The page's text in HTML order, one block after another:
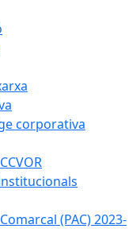
corporativa
(PAC) 2023-